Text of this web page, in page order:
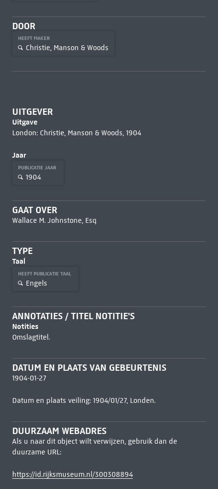
DOOR
HEEFT MAKER
Christie, Manson & Woods
UITGEVER
Uitgave
London: Christie, Manson & Woods, 1904
Jaar
PUBLICATIE JAAR
1904
GAAT OVER
Wallace M. Johnstone, Esq
TYPE
Taal
HEEFT PUBLICATIE TAAL
Engels
ANNOTATIES / TITEL NOTITIE'S
Notities
Omslagtitel.
DATUM EN PLAATS VAN GEBEURTENIS
1904-01-27
Datum en plaats veiling: 1904/01/27, Londen.
DUURZAAM WEBADRES
Als u naar dit object wilt verwijzen, gebruik dan de
duurzame URL:
https://id.rijksmuseum.nl/300308894